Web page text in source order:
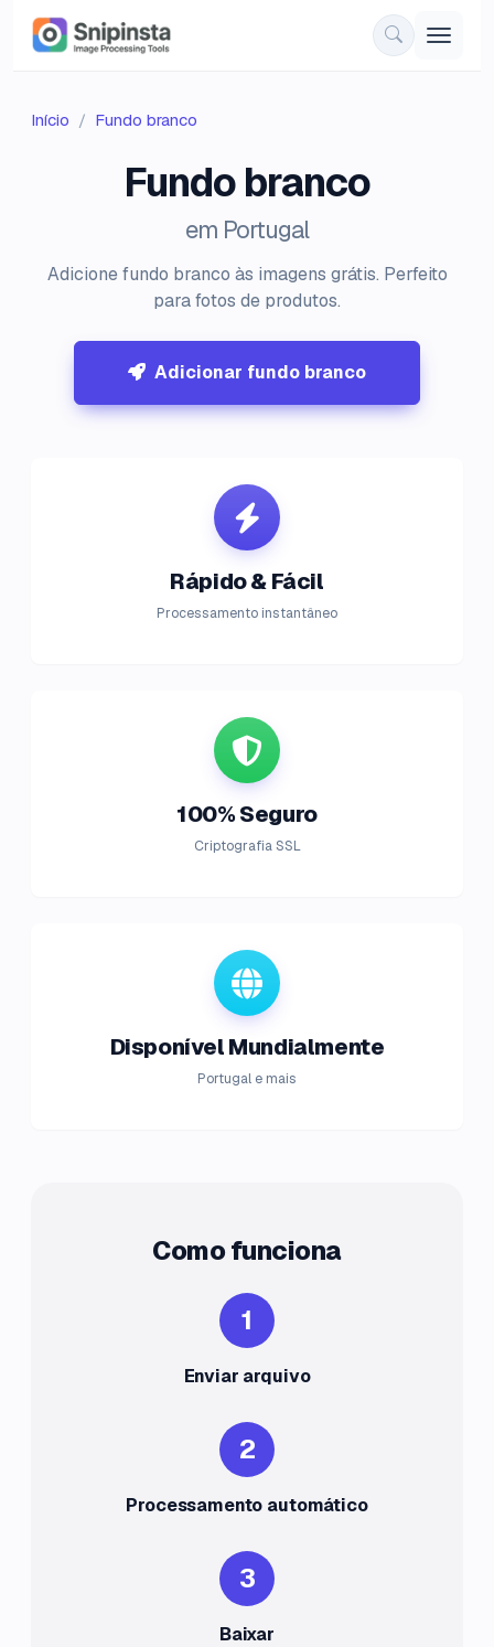
Início Fundo branco
Fundo branco
em Portugal
Adicione fundo branco às imagens grátis. Perfeito
para fotos de produtos.
Adicionar fundo branco
Rápido & Fácil
Processamento instantâneo
100% Seguro
Criptografia SSL
Disponível Mundialmente
Portugal e mais
Como funciona
1
Enviar arquivo
2
Processamento automático
3
Baixar